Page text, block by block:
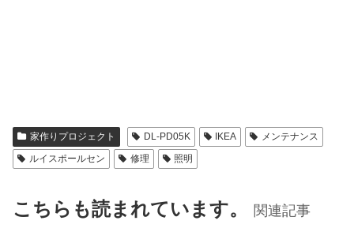
家作りプロジェクト DL-PD05K IKEA
メンテナンス
ルイスポールセン
修理 照明
こちらも読まれています。 関連記事